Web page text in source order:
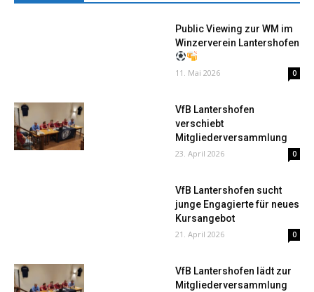
Public Viewing zur WM im
Winzerverein Lantershofen
11. Mai 2026 0
VfB Lantershofen
verschiebt
Mitgliederversammlung
23. April 2026 0
VfB Lantershofen sucht
junge Engagierte für neues
Kursangebot
21. April 2026 0
VfB Lantershofen lädt zur
Mitgliederversammlung